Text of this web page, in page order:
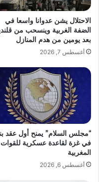
الاحتلال يشن عدوانا واسعا في
الضفة الغربية وينسحب من
بعد يومين من هدم المنازل
أغسطس 7, 2026
“مجلس السلام” يمنح أول عقد
في غزة لقاعدة عسكرية للقوات
المغربية
أغسطس 6, 2026